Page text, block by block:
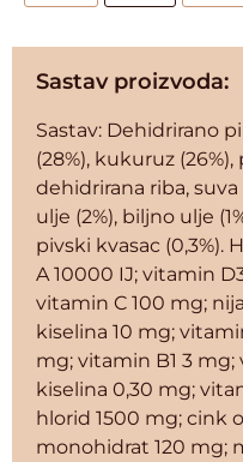
Sastav proizvoda:
Sastav: Dehidrirano
(28%), kukuruz
dehidrirana riba,
ulje (2%), biljno ulje
pivski kvasac (0,3%).
A 10000 IJ; vitamin
vitamin C 100 mg;
kiselina 10 mg;
mg; vitamin B1 3
kiselina 0,30 mg;
hlorid 1500 mg; cink
monohidrat 120 mg;